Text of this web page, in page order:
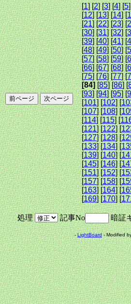
[1] [2] [3] [4] [5
[12] [13] [14] [
[21] [22] [23] [
[30] [31] [32] [
[39] [40] [41] [
[48] [49] [50] [
[57] [58] [59] [
[66] [67] [68] [
[75] [76] [77] [
[84][85] [86] [
[93] [94] [95] [
[101] [102] [
[107] [108] [
[114] [115] [
[121] [122] [
[127] [128] [
[133] [134] [
[139] [140] [
[145] [146] [
[151] [152] [
[157] [158] [
[163] [164] [
[169] [170] [
処理 記事No 暗証
-LightBoard- Modified